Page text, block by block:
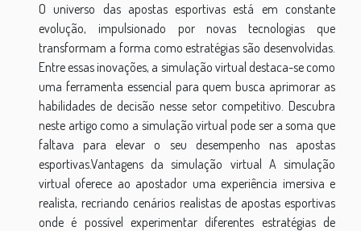
O universo das apostas esportivas está em constante
evolução, impulsionado por novas tecnologias que
transformam a forma como estratégias são desenvolvidas.
Entre essas inovações, a simulação virtual destaca-se como
uma ferramenta essencial para quem busca aprimorar as
habilidades de decisão nesse setor competitivo. Descubra
neste artigo como a simulação virtual pode ser a soma que
faltava para elevar o seu desempenho nas apostas
esportivas.Vantagens da simulação virtual A simulação
virtual oferece ao apostador uma experiência imersiva e
realista, recriando cenários realistas de apostas esportivas
onde é possível experimentar diferentes estratégias de